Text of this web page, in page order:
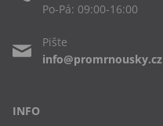
INFO
Po-Pá: 09:00-16:00
Pište
info@promrnousky.cz